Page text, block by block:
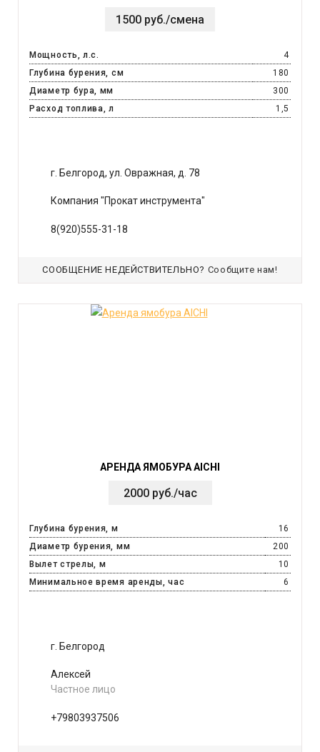
1500 руб./смена
Мощность, л.с.
4
Глубина бурения, см
180
Диаметр бура, мм
300
Расход топлива, л
1,5
г. Белгород, ул. Овражная, д. 78
Компания "Прокат инструмента"
8(920)555-31-18
СООБЩЕНИЕ НЕДЕЙСТВИТЕЛЬНО? Сообщите нам!
АРЕНДА ЯМОБУРА AICHI
2000 руб./час
Глубина бурения, м
16
Диаметр бурения, мм
200
Вылет стрелы, м
10
Минимальное время аренды, час
6
г. Белгород
Алексей
Частное лицо
+79803937506